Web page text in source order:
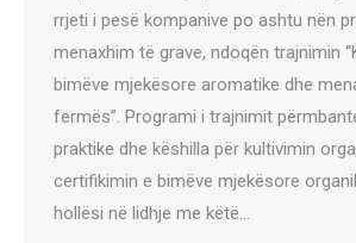
rrjeti i pesë kompanive po ashtu nën
menaxhim të grave, ndoqën trajnimin
bimëve mjekësore aromatike dhe
fermës”. Programi i trajnimit
praktike dhe këshilla për kultivimin
certifikimin e bimëve mjekësore
hollësi në lidhje me këtë…